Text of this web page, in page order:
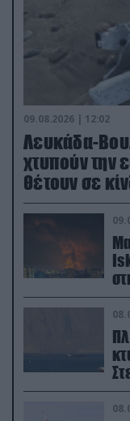
09.08.2026 | 12:02
Λευκάδα-
χτυπούν την
θέτουν σε
του ΝΑΤΟ